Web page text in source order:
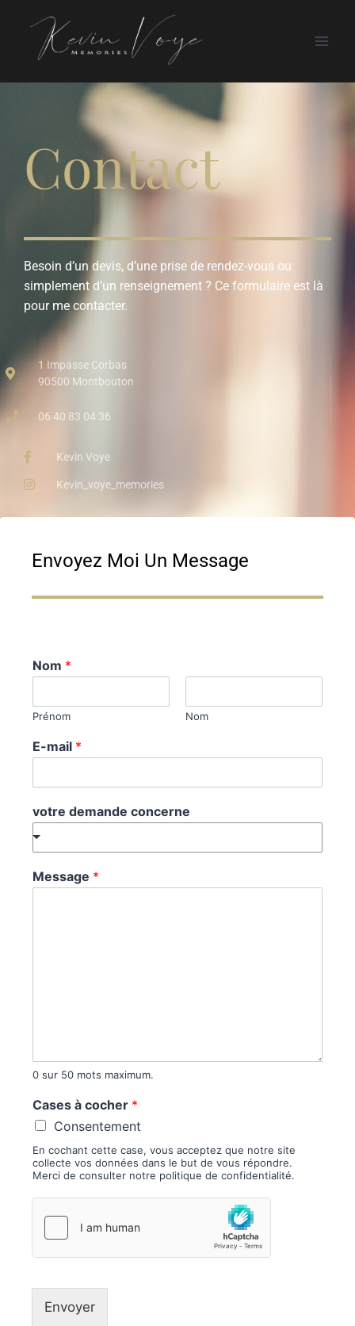
Contact
Besoin d’un devis, d’une prise de rendez-vous ou
simplement d’un renseignement ? Ce formulaire est là
pour me contacter.
1 Impasse Corbas
90500 Montbouton
06 40 83 04 36
Kevin Voye
Kevin_voye_memories
Envoyez Moi Un Message
Nom *
Prénom Nom
E-mail *
votre demande concerne
Message *
0 sur 50 mots maximum.
Cases à cocher *
Consentement
En cochant cette case, vous acceptez que notre site
collecte vos données dans le but de vous répondre.
Merci de consulter notre politique de confidentialité.
Envoyer